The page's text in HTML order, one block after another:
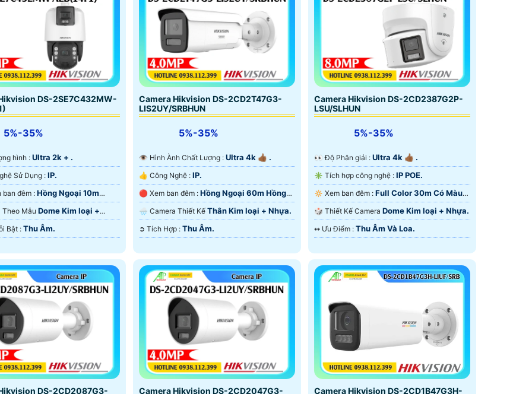
DS-2SE7C432MW-
5%-35%
hình : Ultra 2k + .
🏆 Công Nghệ Sử Dụng : IP.
✪ Hình ảnh ban đêm : Hồng Ngoại 10m
SMD.
Theo Mẫu Dome Kim loại +
️🔔 Điểm Nỗi Bật : Thu Âm.
Camera Hikvision DS-2CD2T47G3-
LIS2UY/SRBHUN
5%-35%
👁 Hình Ành Chất Lượng : Ultra 4k 👍🏾 .
👍 Công Nghệ : IP.
🔴 Xem ban đêm : Hồng Ngoại 60m Hồng
Ngoại SMD.
🌧️ Camera Thiết Kế Thân Kim loại + Nhựa.
️➲ Tích Hợp : Thu Âm.
Camera Hikvision DS-2CD2387G2P-
LSU/SLHUN
5%-35%
️👀 Độ Phân giải : Ultra 4k 👍🏾 .
✳️ Tích hợp công nghệ : IP POE.
🔅 Xem ban đêm : Full Color 30m Có Màu
Ban Ðêm.
🎲 Thiết Kế Camera Dome Kim loại + Nhựa.
️↭ Ưu Điểm : Thu Âm Và Loa.
DS-2CD2087G3-
Camera Hikvision DS-2CD2047G3-
Camera Hikvision DS-2CD1B47G3H-